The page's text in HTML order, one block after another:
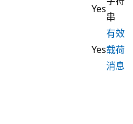
Yes
串
Yes
有效
载荷
消息